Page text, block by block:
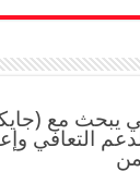
يبحث مع
التعافي